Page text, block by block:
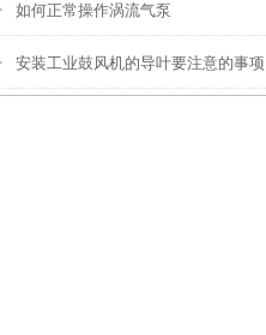
护者
如何正常操作涡流气泵
安装工业鼓风机的导叶要注意的事项